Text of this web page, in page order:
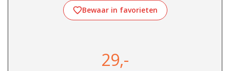
Bewaar in favorieten
29,-